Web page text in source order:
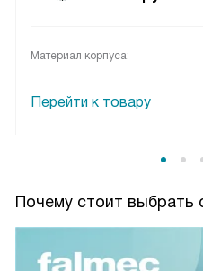
Материал корпуса:
Перейти к товару
Почему стоит выбрать